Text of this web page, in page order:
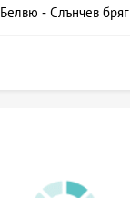
Белвю - Слънчев бряг